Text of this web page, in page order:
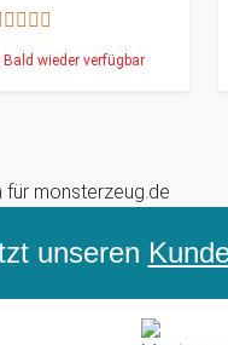
Bald wieder verfügbar
unseren